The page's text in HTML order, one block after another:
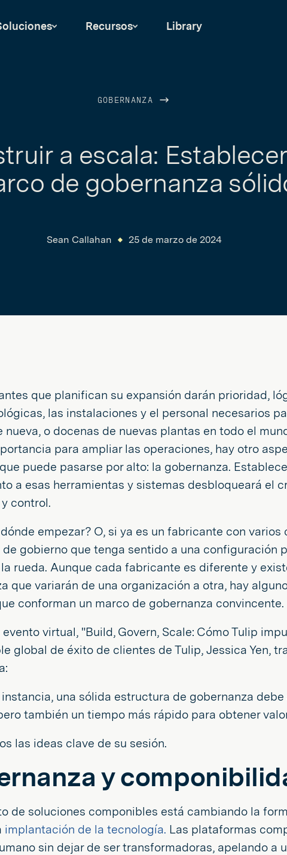
Recursos Library
GOBERNANZA
a escala:
de gobernanza
Sean Callahan 25 de marzo de 2024
que planifican su expansión darán prioridad,
las instalaciones y el personal necesarios
nueva, o docenas de nuevas plantas en todo el
para ampliar las operaciones, hay otro
puede pasarse por alto: la gobernanza.
a esas herramientas y sistemas desbloqueará el
control.
empezar? O, si ya es un fabricante con
gobierno que tenga sentido a una configuración
rueda. Aunque cada fabricante es diferente y
que variarán de una organización a otra, hay
conforman un marco de gobernanza convincente.
virtual, "Build, Govern, Scale: Cómo Tulip
global de éxito de clientes de Tulip, Jessica Yen,
una sólida estructura de gobernanza
también un tiempo más rápido para obtener
las ideas clave de su sesión.
y
de soluciones componibles está cambiando la
implantación de la tecnología. Las plataformas
sin dejar de ser transformadoras, apelando a